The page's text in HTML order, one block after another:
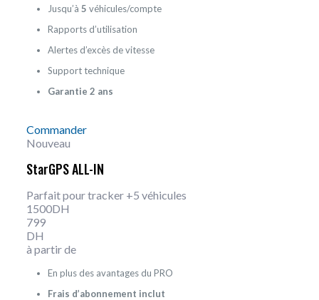
Jusqu’à 5 véhicules/compte
Rapports d’utilisation
Alertes d’excès de vitesse
Support technique
Garantie 2 ans
Commander
Nouveau
StarGPS ALL-IN
Parfait pour tracker +5 véhicules
1500DH
799
DH
à partir de
En plus des avantages du PRO
Frais d’abonnement inclut